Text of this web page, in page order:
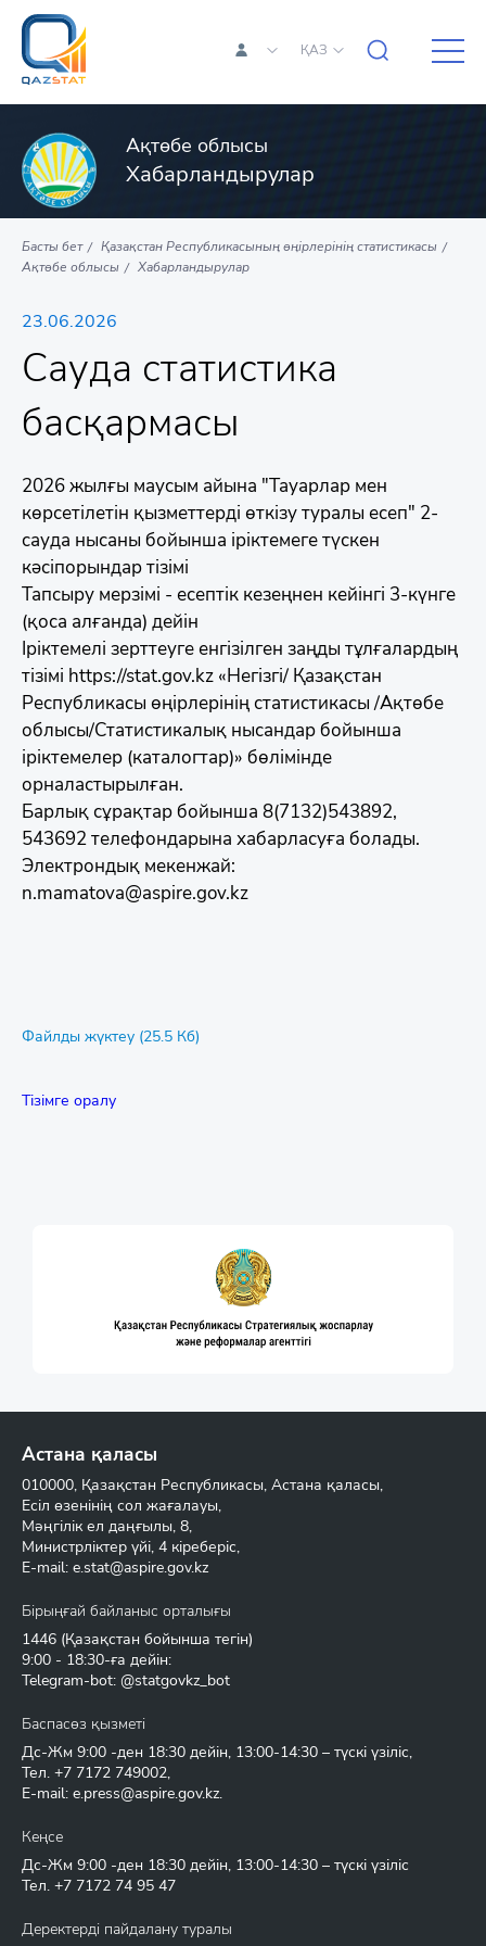
ҚАЗ
Ақтөбе облысы
Хабарландырулар
Басты бет
Қазақстан Республикасының өңірлерінің статистикасы
Ақтөбе облысы
Хабарландырулар
23.06.2026
Сауда статистика
басқармасы
2026 жылғы маусым айына "Тауарлар мен
көрсетілетін қызметтерді өткізу туралы есеп" 2-
сауда нысаны бойынша іріктемеге түскен
кәсіпорындар тізімі
Тапсыру мерзімі - есептік кезеңнен кейінгі 3-күнге
(қоса алғанда) дейін
Іріктемелі зерттеуге енгізілген заңды тұлғалардың
тізімі https://stat.gov.kz «Негізгі/ Қазақстан
Республикасы өңірлерінің статистикасы /Ақтөбе
облысы/Статистикалық нысандар бойынша
іріктемелер (каталогтар)» бөлімінде
орналастырылған.
Барлық сұрақтар бойынша 8(7132)543892,
543692 телефондарына хабарласуға болады.
Электрондық мекенжай:
n.mamatova@aspire.gov.kz
Файлды жүктеу (25.5 Кб)
Тізімге оралу
Астана қаласы
010000, Қазақстан Республикасы, Астана қаласы,
Есіл өзенінің сол жағалауы,
Мәңгілік ел даңғылы, 8,
Министрліктер үйі, 4 кіреберіс,
E-mail: e.stat@aspire.gov.kz
Бірыңғай байланыс орталығы
1446 (Қазақстан бойынша тегін)
9:00 - 18:30-ға дейін:
Telegram-bot: @statgovkz_bot
Баспасөз қызметі
Дс-Жм 9:00 -ден 18:30 дейін, 13:00-14:30 – түскі үзіліс,
Тел. +7 7172 749002,
E-mail: e.press@aspire.gov.kz.
Кеңсе
Дс-Жм 9:00 -ден 18:30 дейін, 13:00-14:30 – түскі үзіліс
Тел. +7 7172 74 95 47
Деректерді пайдалану туралы